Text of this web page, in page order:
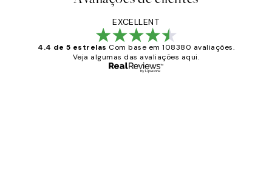
EXCELLENT
4.4 de 5 estrelas Com base em 108380 avaliações.
Veja algumas das avaliações aqui.